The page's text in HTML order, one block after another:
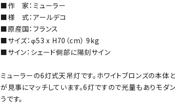
■作 家：ミューラー
■様 式：アールデコ
■原産国：フランス
■サイズ：φ53 x H70（cm） 9kg
■サイン：シェード側部に陽刻サイン
ミューラーの6灯式天吊灯です。ホワイトブロンズの本体
が見事にマッチしています。6灯ですので光量もありモダ
うです。